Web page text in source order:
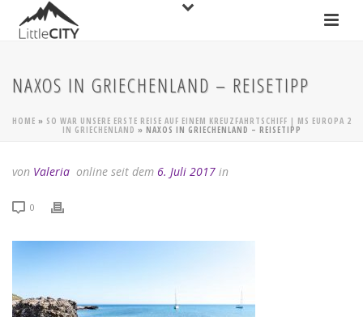
NAXOS IN GRIECHENLAND – REISETIPP
HOME » SO WAR UNSERE ERSTE REISE AUF EINEM KREUZFAHRTSCHIFF | MS EUROPA 2
IN GRIECHENLAND » NAXOS IN GRIECHENLAND – REISETIPP
von Valeria online seit dem 6. Juli 2017 in
0